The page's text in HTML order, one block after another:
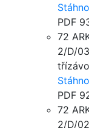
PDF
72
2/D/
PDF
72
2/D/